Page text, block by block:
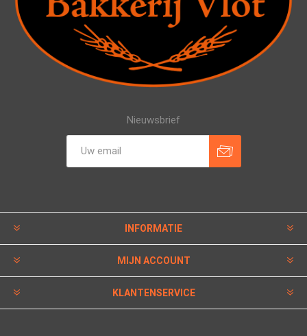
Nieuwsbrief
INFORMATIE
MIJN ACCOUNT
KLANTENSERVICE